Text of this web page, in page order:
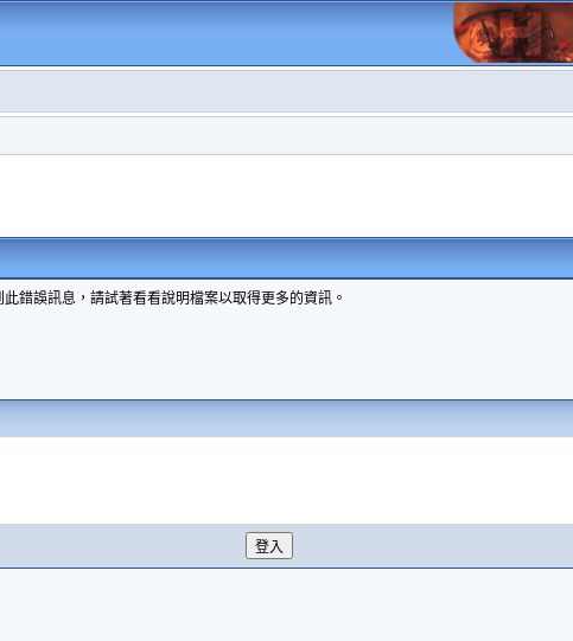
錯誤訊息，請試著看看說明檔案以取得更多的資訊。